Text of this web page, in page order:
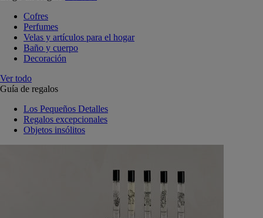
Cofres
Perfumes
Velas y artículos para el hogar
Baño y cuerpo
Decoración
Ver todo
Guía de regalos
Los Pequeños Detalles
Regalos excepcionales
Objetos insólitos